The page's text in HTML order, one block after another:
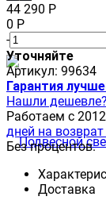
44 290 Р
0 Р
-
Уточняйте
Артикул: 99634
Гарантия
Нашли
Работаем с
дней на
Без процентов.
Доставка